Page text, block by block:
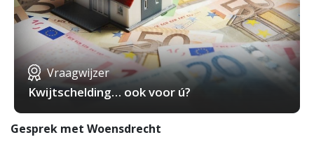
Vraagwijzer
Kwijtschelding… ook voor ú?
Gesprek met Woensdrecht